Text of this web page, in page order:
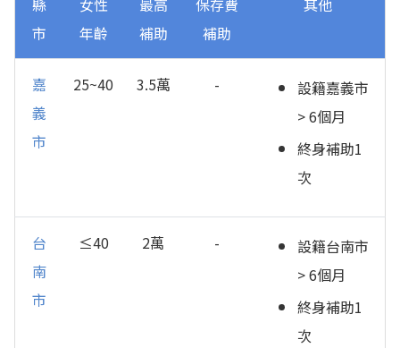
縣
市
女性
年齡
最高
補助
保存費
補助
其他
嘉
義
市
25~40 3.5萬 -
設籍嘉義市
> 6個月
終身補助1
次
台
南
市
≤40 2萬 -
設籍台南市
> 6個月
終身補助1
次